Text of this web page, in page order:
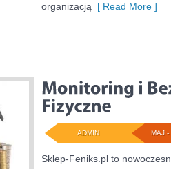
organizacją [ Read More ]
MAJ -
ADMIN
Sklep-Feniks.pl to